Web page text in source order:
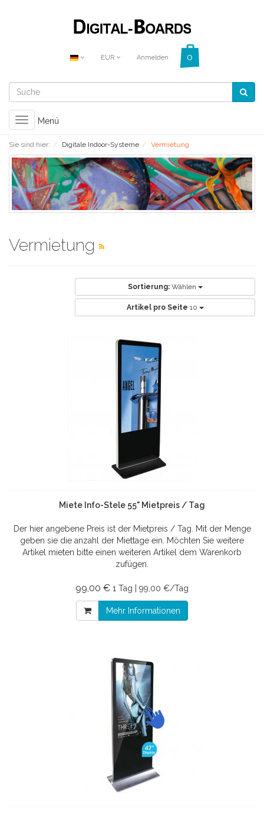
EUR Anmelden
Toggle
navigation
Menü
Sie sind hier: Digitale Indoor-Systeme Vermietung
Vermietung
Sortierung: Wählen
Artikel pro Seite 10
Miete Info-Stele 55" Mietpreis / Tag
Der hier angebene Preis ist der Mietpreis / Tag. Mit der Menge
geben sie die anzahl der Miettage ein. Möchten Sie weitere
Artikel mieten bitte einen weiteren Artikel dem Warenkorb
zufügen.
99,00 € 1 Tag | 99,00 €/Tag
Mehr Informationen